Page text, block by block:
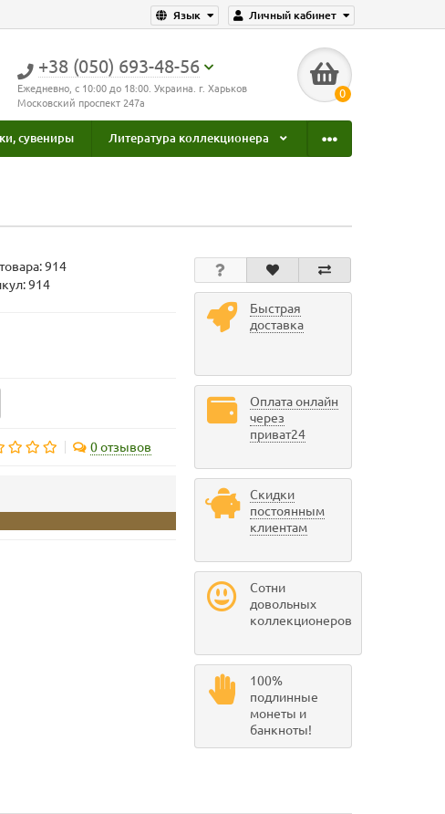
Личный кабинет
Язык
+38 (050) 693-48-56
Ежедневно, с 10:00 до 18:00. Украина. г. Харьков
Московский проспект 247а
0
сувениры Литература коллекционера
914
914
0 отзывов
Быстрая
доставка
Оплата онлайн
через
приват24
Скидки
постоянным
клиентам
Сотни
довольных
коллекционеров
100%
подлинные
монеты и
банкноты!